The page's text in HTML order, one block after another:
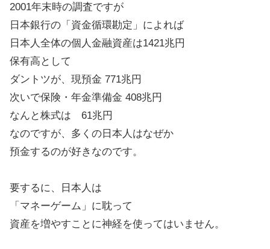
2001年末時の調査ですが
日本銀行の「資金循環勘定」によれば
日本人全体の個人金融資産は1421兆円
保有高として
ダントツが、現預金 771兆円
次いで保険・年金準備金 408兆円
なんと株式は 61兆円
なのですが、多くの日本人はなぜか
預金するのが好きなのです。
要するに、日本人は
「マネーゲーム」に耽って
資産を増やすことに神経を使ってはいません。